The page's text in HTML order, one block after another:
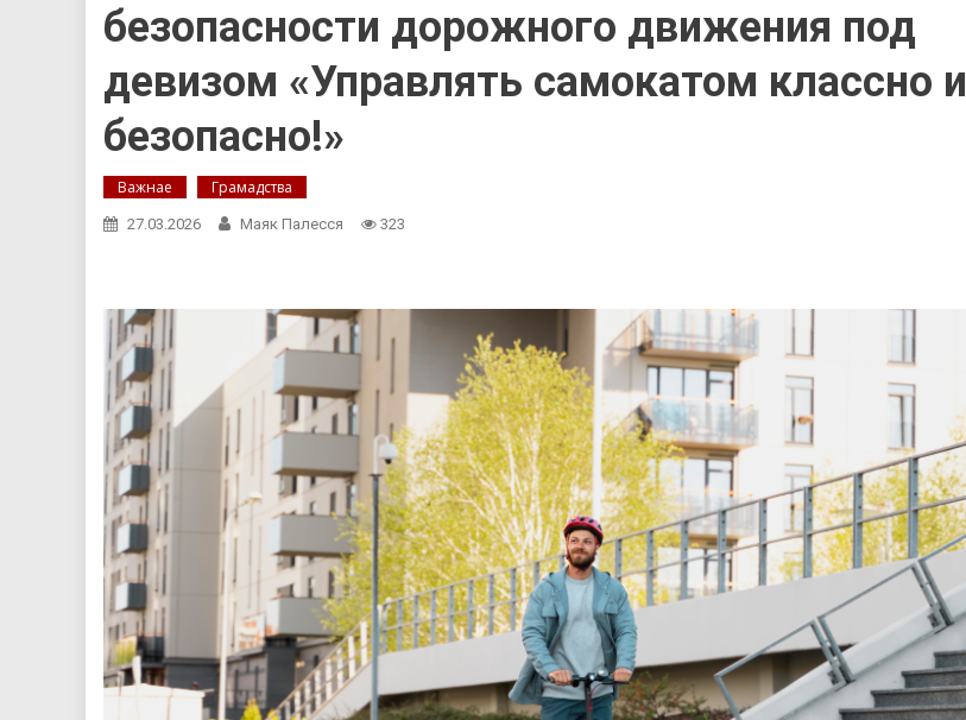
безопасности дорожного движения под
девизом «Управлять самокатом классно и
безопасно!»
Важнае Грамадства
27.03.2026 Маяк Палесся 323